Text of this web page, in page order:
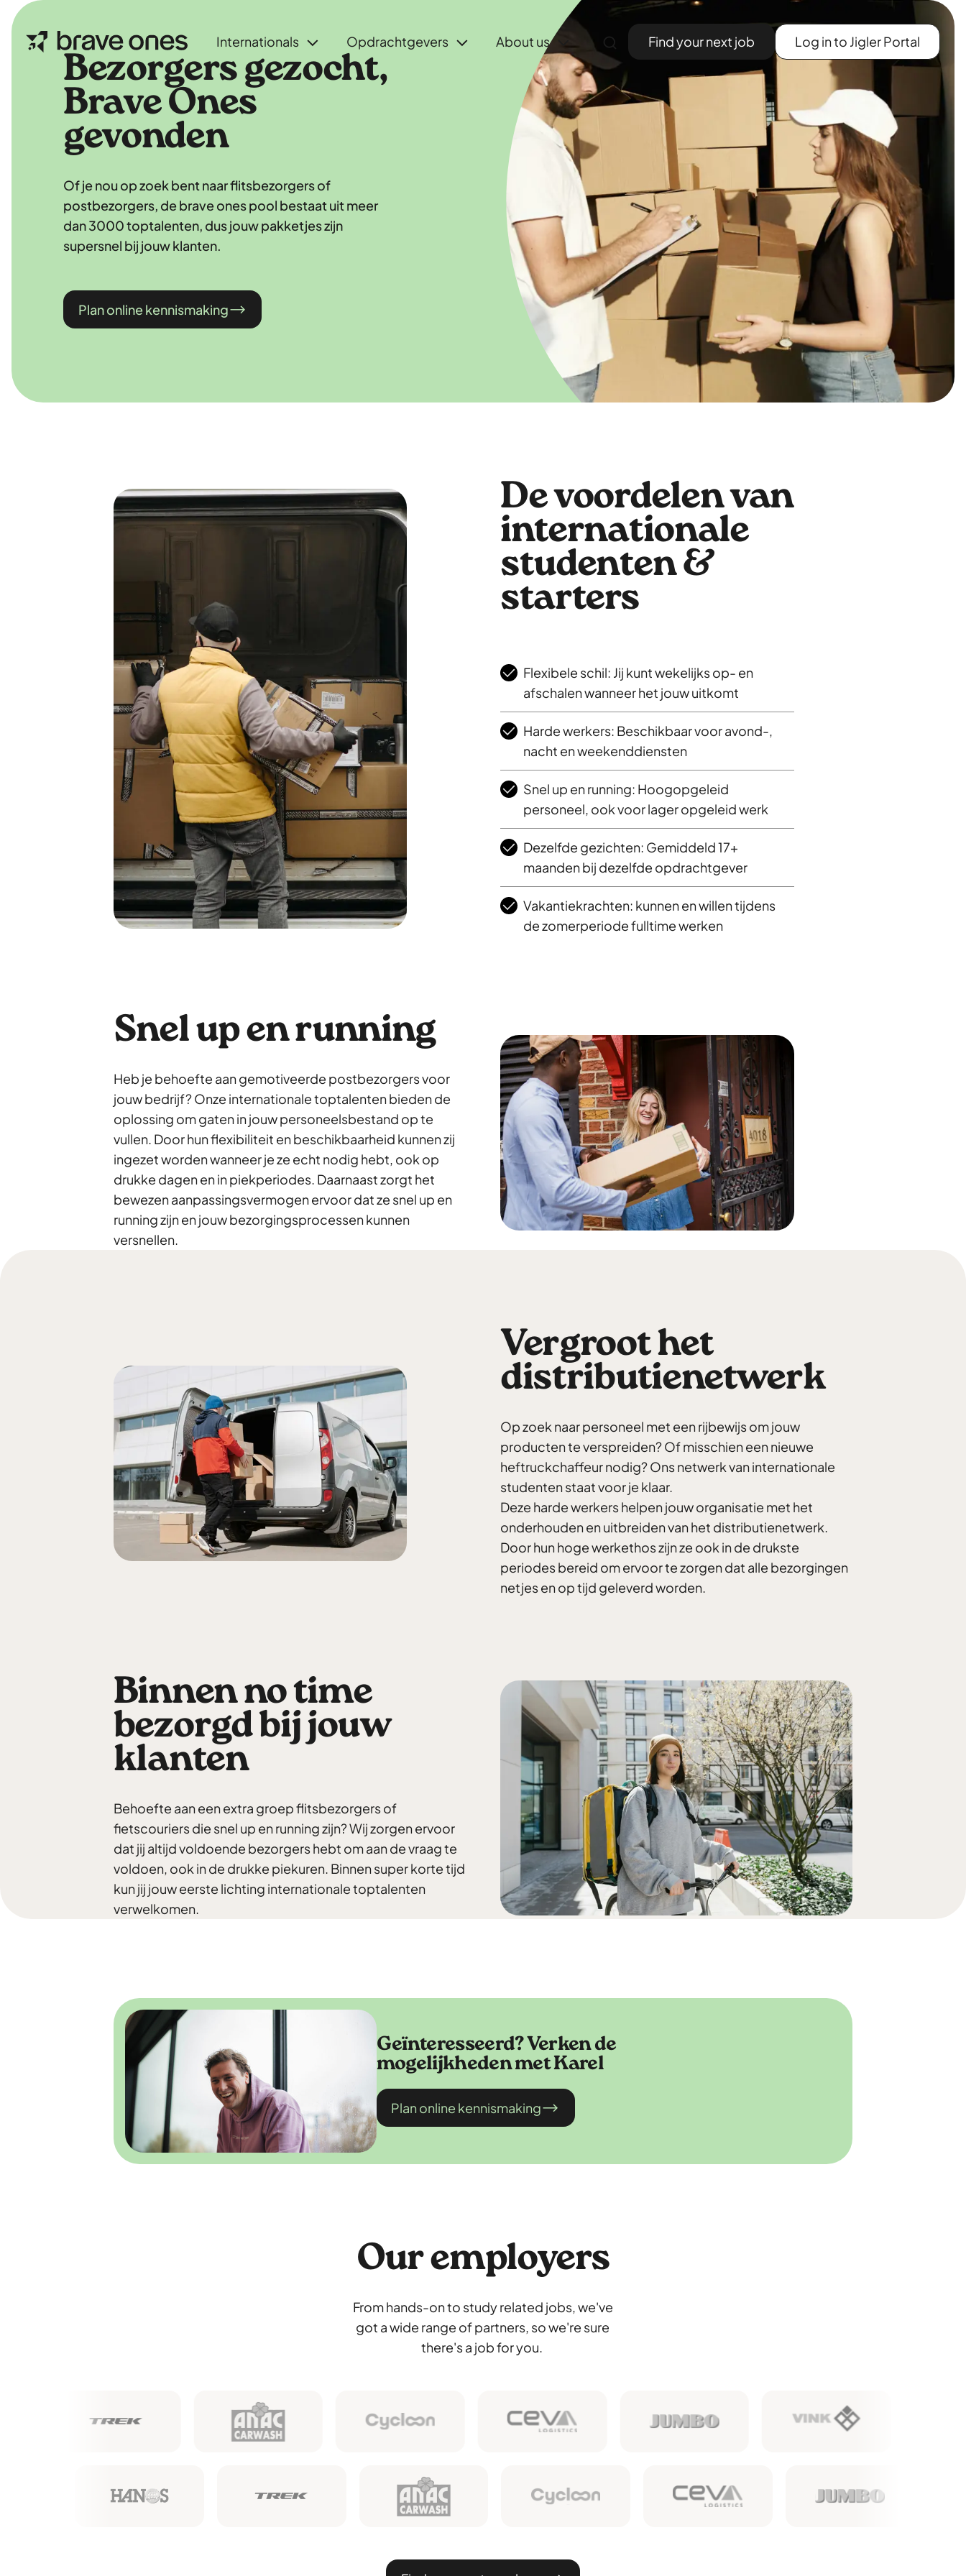
Internationals Opdrachtgevers About us Find your next job Log in to Jigler Portal
Bezorgers gezocht,
Brave Ones
gevonden
Of je nou op zoek bent naar flitsbezorgers of
postbezorgers, de brave ones pool bestaat uit meer
dan 3000 toptalenten, dus jouw pakketjes zijn
supersnel bij jouw klanten.
Plan online kennismaking
De voordelen van
internationale
studenten &
starters
Flexibele schil: Jij kunt wekelijks op- en
afschalen wanneer het jouw uitkomt
Harde werkers: Beschikbaar voor avond-,
nacht en weekenddiensten
Snel up en running: Hoogopgeleid
personeel, ook voor lager opgeleid werk
Dezelfde gezichten: Gemiddeld 17+
maanden bij dezelfde opdrachtgever
Vakantiekrachten: kunnen en willen tijdens
de zomerperiode fulltime werken
Snel up en running
Heb je behoefte aan gemotiveerde postbezorgers voor
jouw bedrijf? Onze internationale toptalenten bieden de
oplossing om gaten in jouw personeelsbestand op te
vullen. Door hun flexibiliteit en beschikbaarheid kunnen zij
ingezet worden wanneer je ze echt nodig hebt, ook op
drukke dagen en in piekperiodes. Daarnaast zorgt het
bewezen aanpassingsvermogen ervoor dat ze snel up en
running zijn en jouw bezorgingsprocessen kunnen
versnellen.
Vergroot het
distributienetwerk
Op zoek naar personeel met een rijbewijs om jouw
producten te verspreiden? Of misschien een nieuwe
heftruckchaffeur nodig? Ons netwerk van internationale
studenten staat voor je klaar.
Deze harde werkers helpen jouw organisatie met het
onderhouden en uitbreiden van het distributienetwerk.
Door hun hoge werkethos zijn ze ook in de drukste
periodes bereid om ervoor te zorgen dat alle bezorgingen
netjes en op tijd geleverd worden.
Binnen no time
bezorgd bij jouw
klanten
Behoefte aan een extra groep flitsbezorgers of
fietscouriers die snel up en running zijn? Wij zorgen ervoor
dat jij altijd voldoende bezorgers hebt om aan de vraag te
voldoen, ook in de drukke piekuren. Binnen super korte tijd
kun jij jouw eerste lichting internationale toptalenten
verwelkomen.
Geïnteresseerd? Verken de
mogelijkheden met Karel
Plan online kennismaking
Our employers
From hands-on to study related jobs, we've
got a wide range of partners, so we're sure
there's a job for you.